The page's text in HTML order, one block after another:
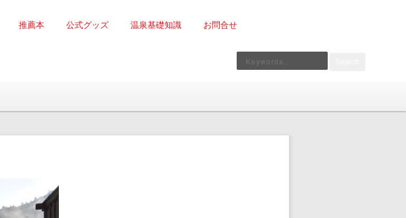
推薦本 公式グッズ 温泉基礎知識 お問合せ